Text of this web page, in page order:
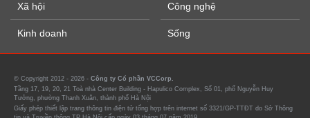
Xã hội
Kinh doanh
Công nghệ
Sống
© Copyright 2012 - 2026 - Công ty Cổ phần VCCorp.
Tầng 17, 19, 20, 21 Toà nhà Center Building - Hapulico Complex, Số 01, phố Nguyễn Huy
Tưởng, phường Thanh Xuân, thành phố Hà Nội
Giấy phép thiết lập trang thông tin điện tử tổng hợp trên internet số 3321/GP-TTĐT do Sở Thông